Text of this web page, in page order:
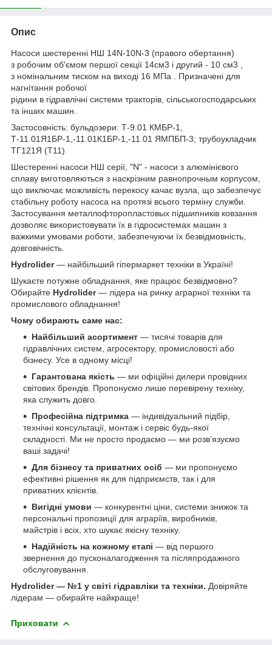
Опис
Насоси шестеренні НШ 14N-10N-3 (правого обертання)
з робочим об'ємом першої секції 14см3 і другий - 10 см3 ,
з номінальним тиском на виході 16 МПа . Призначені для
нагнітання робочої
рідини в гідравлічні системи тракторів, сільськогосподарських
та інших машин.
Застосовність: бульдозери: Т-9.01 КМБР-1,
Т-11.01Я1БР-1,-11.01К1БР-1,-11.01 ЯМПБП-3; трубоукладчик
ТГ121Я (Т11)
Шестеренні насоси НШ серії, "N" - насоси з алюмінієвого
сплаву виготовляються з наскрізним равнопрочным корпусом,
що виключає можливість перекосу качає вузла, що забезпечує
стабільну роботу насоса на протязі всього терміну служби.
Застосування металлофторопластовых підшипників ковзання
дозволяє використовувати їх в гідросистемах машин з
важкими умовами роботи, забезпечуючи їх безвідмовність,
довговічність.
Hydrolider— найбільший гіпермаркет техніки в Україні!
Шукаєте потужне обладнання, яке працює безвідмовно?
Обирайте Hydrolider— лідера на ринку аграрної техніки та
промислового обладнання!
Чому обирають саме нас:
Найбільший асортимент — тисячі товарів для
гідравлічних систем, агросектору, промисловості або
бізнесу. Усе в одному місці!
Гарантована якість — ми офіційні дилери провідних
світових брендів. Пропонуємо лише перевірену техніку,
яка служить довго.
Професійна підтримка — індивідуальний підбір,
технічні консультації, монтаж і сервіс будь-якої
складності. Ми не просто продаємо — ми розв’язуємо
ваші задачі!
Для бізнесу та приватних осіб — ми пропонуємо
ефективні рішення як для підприємств, так і для
приватних клієнтів.
Вигідні умови — конкурентні ціни, системи знижок та
персональні пропозиції для аграріїв, виробників,
майстрів і всіх, хто шукає якісну техніку.
Надійність на кожному етапі — від першого
звернення до пусконалагодження та післяпродажного
обслуговування.
Hydrolider — №1 у світі гідравліки та техніки. Довіряйте
лідерам — обирайте найкраще!
Приховати